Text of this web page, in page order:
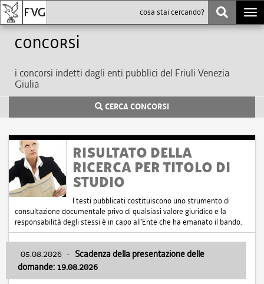
Concorsi
i concorsi indetti dagli enti pubblici del Friuli Venezia
Giulia
CERCA CONCORSI
RISULTATO DELLA
RICERCA PER TITOLO DI
STUDIO
I testi pubblicati costituiscono uno strumento di
consultazione documentale privo di qualsiasi valore giuridico e la
responsabilità degli stessi è in capo all'Ente che ha emanato il bando.
05.08.2026 - Scadenza della presentazione delle
domande: 19.08.2026